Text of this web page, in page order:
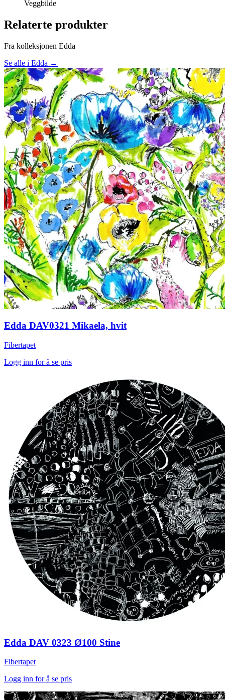
Veggbilde
Relaterte produkter
Fra kolleksjonen Edda
Se alle i Edda →
Edda DAV0321 Mikaela, hvit
Fibertapet
Logg inn for å se pris
Edda DAV 0323 Ø100 Stine
Fibertapet
Logg inn for å se pris